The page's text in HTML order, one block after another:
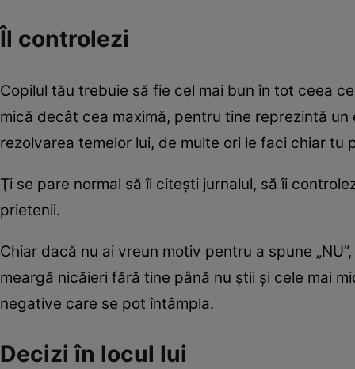
Îl controlezi
Copilul tău trebuie să fie cel mai bun în tot ceea
mică decât cea maximă, pentru tine reprezintă
rezolvarea temelor lui, de multe ori le faci chiar tu
Ţi se pare normal să îi citeşti jurnalul, să îi
prietenii.
Chiar dacă nu ai vreun motiv pentru a spune
meargă nicăieri fără tine până nu ştii şi cele mai
negative care se pot întâmpla.
Decizi în locul lui